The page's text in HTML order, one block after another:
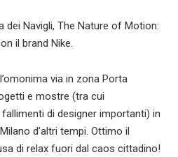
dei Navigli, The Nature of Motion:
il brand Nike.
via in zona Porta
e mostre (tra cui
fallimenti di designer importanti) in
d’altri tempi. Ottimo il
di relax fuori dal caos cittadino!